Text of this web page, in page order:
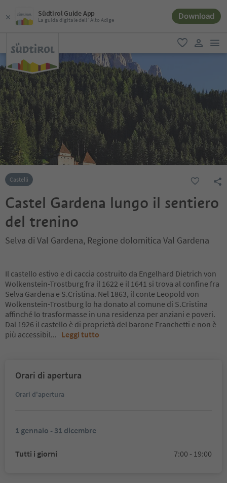
Südtirol Guide App
La guida digitale dell´Alto Adige Download
favoriti
user link
Castelli
Castel Gardena lungo il sentiero
del trenino
Selva di Val Gardena, Regione dolomitica Val Gardena
Il castello estivo e di caccia costruito da Engelhard Dietrich von
Wolkenstein-Trostburg fra il 1622 e il 1641 si trova al confine fra
Selva Gardena e S.Cristina. Nel 1863, il conte Leopold von
Wolkenstein-Trostburg lo ha donato al comune di S.Cristina
affinché lo trasformasse in una residenza per anziani e poveri.
Dal 1926 il castello è di proprietà del barone Franchetti e non è
più accessibil... Leggi tutto
Orari di apertura
Orari d'apertura
1 gennaio - 31 dicembre
Tutti i giorni 7:00 - 19:00